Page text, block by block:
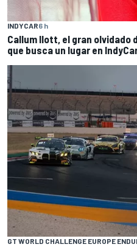
INDYCAR6 h
Callum Ilott, el gran olvidado
que busca un lugar en
GT WORLD CHALLENGE EUROPE